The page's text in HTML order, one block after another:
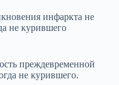
инфаркта не
не курившего
преждевременной
не курившего.